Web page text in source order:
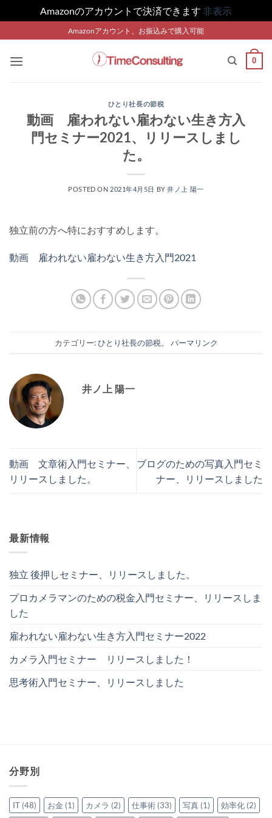
Amazonのアカウントで決済できます 非表示
to
content
Amazonアカウント、お振込みで購入可能
0
ひとり社長の節税
動画 雇われない雇わない生き方入
門セミナー2021、リリースしまし
た。
POSTED ON 2021年4月5日 BY井ノ上 陽一
独立前の方へ特におすすめします。
動画 雇われない雇わない生き方入門2021
カテゴリー:ひとり社長の節税。 パーマリンク
井ノ上 陽一
動画 文章術入門セミナー、
リリースしました。
ブログのための写真入門セミ
ナー、リリースしました
最新情報
独立 後押しセミナー、リリースしました。
プロカメラマンのための税金入門セミナー、リリースしま
した
雇われない雇わない生き方入門セミナー2022
カメラ入門セミナー リリースしました！
思考術入門セミナー、リリースしました
分野別
IT (48) お金 (1) カメラ (2) 仕事術 (33) 写真 (1) 効率化 (2)